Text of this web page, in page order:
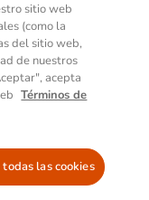
sitio web
(como la
del sitio web,
de nuestros
acepta
Términos de
las cookies